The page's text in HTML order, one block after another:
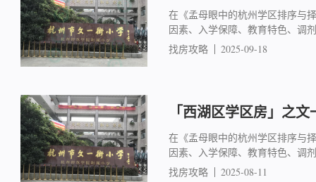
在《孟母眼中的杭州学区排序与
因素、入学保障、教育特色、调
找房攻略
2025-09-18
「西湖区学区房」之
在《孟母眼中的杭州学区排序与
因素、入学保障、教育特色、调
找房攻略
2025-08-11